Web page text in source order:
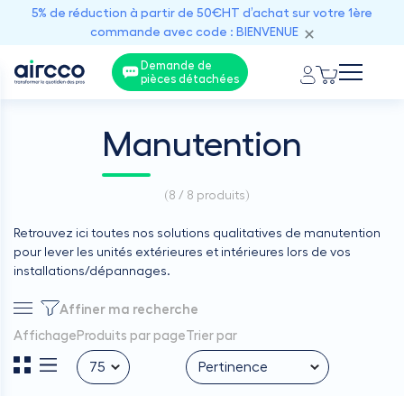
5% de réduction à partir de 50€HT d’achat sur votre 1ère
commande avec code : BIENVENUE
Demande de
pièces détachées
Manutention
(8 / 8 produits)
Retrouvez ici toutes nos solutions qualitatives de manutention
pour lever les unités extérieures et intérieures lors de vos
installations/dépannages.
Affiner ma recherche
Affichage Produits par pageTrier par